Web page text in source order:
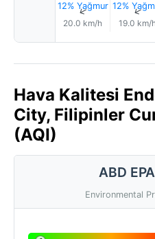
12% Yağmur
↑
20.0 km/h
12% ↑
19.0 km/h
Hava Kalitesi
City, Filipinler
(AQI)
ABD
Environmental